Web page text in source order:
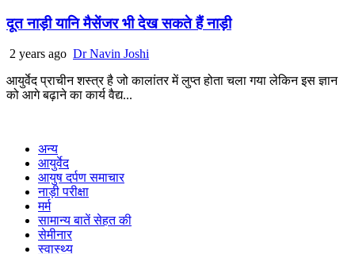
दूत नाड़ी यानि मैसेंजर भी देख सकते हैं नाड़ी
2 years ago Dr Navin Joshi
आयुर्वेद प्राचीन शस्त्र है जो कालांतर में लुप्त होता चला गया लेकिन इस ज्ञान
को आगे बढ़ाने का कार्य वैद्य...
अन्य
आयुर्वेद
आयुष दर्पण समाचार
नाड़ी परीक्षा
मर्म
सामान्य बातें सेहत की
सेमीनार
स्वास्थ्य